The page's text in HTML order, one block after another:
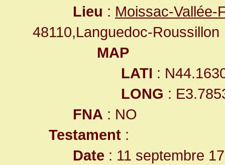
Lieu : Moissac-Vallée-
48110,Languedoc-Roussillon
MAP
LATI :
LONG :
FNA : NO
Testament :
Date : 11 septembre